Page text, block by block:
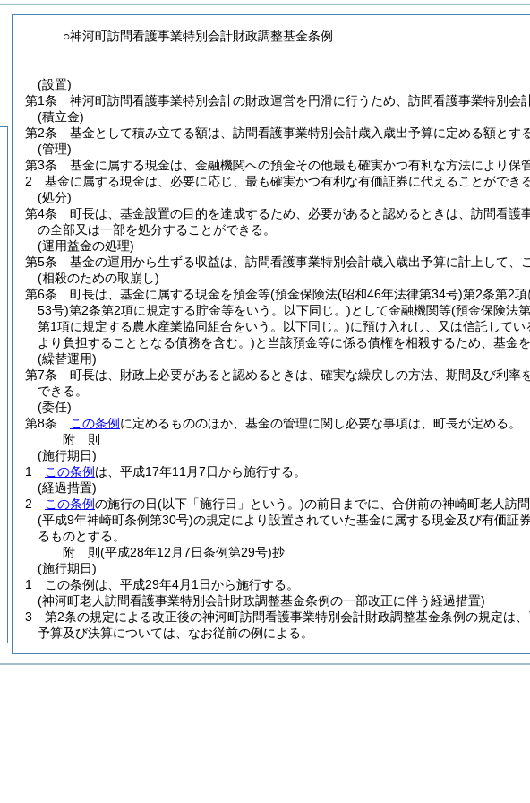
○神河町訪問看護事業特別会計財政調整基金条例
(設置)
第1条
神河町訪問看護事業特別会計の財政運営を円滑に行うため、訪問看護事業特別会
(積立金)
第2条
基金として積み立てる額は、訪問看護事業特別会計歳入歳出予算に定める額とする
(管理)
第3条
基金に属する現金は、金融機関への預金その他最も確実かつ有利な方法により保
2
基金に属する現金は、必要に応じ、最も確実かつ有利な有価証券に代えることができる
(処分)
第4条
町長は、基金設置の目的を達成するため、必要があると認めるときは、訪問看
の全部又は一部を処分することができる。
(運用益金の処理)
第5条
基金の運用から生ずる収益は、訪問看護事業特別会計歳入歳出予算に計上して、
(相殺のための取崩し)
第6条
町長は、基金に属する現金を預金等(預金保険法(昭和46年法律第34号)第2条第2
53号)第2条第2項に規定する貯金等をいう。以下同じ。)として金融機関等(預金保険法
第1項に規定する農水産業協同組合をいう。以下同じ。)に預け入れし、又は信託して
より負担することとなる債務を含む。)と当該預金等に係る債権を相殺するため、基金
(繰替運用)
第7条
町長は、財政上必要があると認めるときは、確実な繰戻しの方法、期間及び利
できる。
(委任)
第8条
この条例 に定めるもののほか、基金の管理に関し必要な事項は、町長が定める。
附 則
(施行期日)
1
この条例 は、平成17年11月7日から施行する。
(経過措置)
2
この条例の施行の日(以下「施行日」という。)の前日までに、合併前の神崎町老人訪
(平成9年神崎町条例第30号)の規定により設置されていた基金に属する現金及び有価証
るものとする。
附 則(平成28年12月7日条例第29号)抄
(施行期日)
1
この条例は、平成29年4月1日から施行する。
(神河町老人訪問看護事業特別会計財政調整基金条例の一部改正に伴う経過措置)
3
第2条の規定による改正後の神河町訪問看護事業特別会計財政調整基金条例の規定は
予算及び決算については、なお従前の例による。